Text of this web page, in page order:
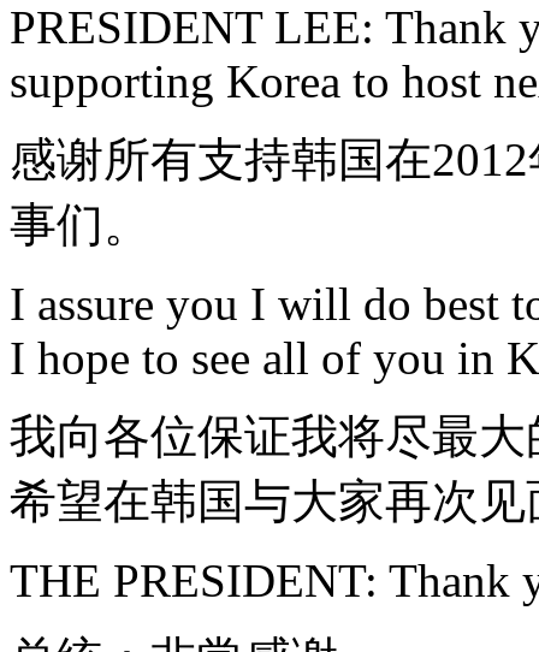
PRESIDENT LEE: Thank
supporting Korea to host
感谢所有支持韩国在
事们。
I assure you I will do best
I hope to see all of you in
我向各位保证我将尽最
希望在韩国与大家再次
THE PRESIDENT: Thank